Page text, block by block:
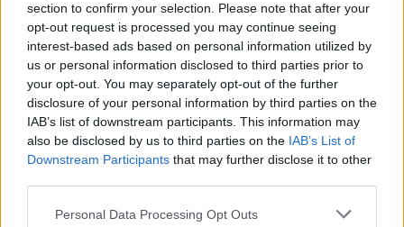
section to confirm your selection. Please note that after your
opt-out request is processed you may continue seeing
interest-based ads based on personal information utilized by
us or personal information disclosed to third parties prior to
your opt-out. You may separately opt-out of the further
disclosure of your personal information by third parties on the
IAB’s list of downstream participants. This information may
also be disclosed by us to third parties on the IAB’s List of
Downstream Participants that may further disclose it to other
Please note that this website/app uses one or more Google
Personal Data Processing Opt Outs